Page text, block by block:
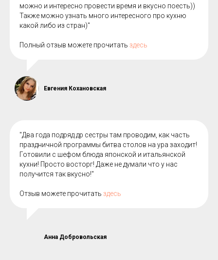
можно и интересно провести время и вкусно поесть))
Также можно узнать много интересного про кухню
какой либо из стран)"
Полный отзыв можете прочитать здесь
Евгения Кохановская
"Два года подряд др сестры там проводим, как часть
праздничной программы битва столов на ура заходит!
Готовили с шефом блюда японской и итальянской
кухни! Просто восторг! Даже не думали что у нас
получится так вкусно!"
Отзыв можете прочитать здесь
Анна Добровольская